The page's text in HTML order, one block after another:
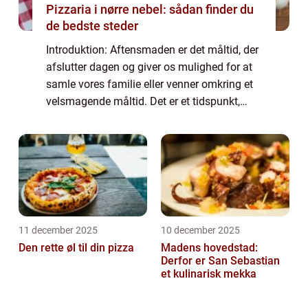
Pizzaria i nørre nebel: sådan finder du
de bedste steder
Introduktion: Aftensmaden er det måltid, der
afslutter dagen og giver os mulighed for at
samle vores familie eller venner omkring et
velsmagende måltid. Det er et tidspunkt,
eksperimentere med forskellige ret...
11 december 2025
Den rette øl til din pizza
10 december 2025
Madens hovedstad:
Derfor er San Sebastian
et kulinarisk mekka